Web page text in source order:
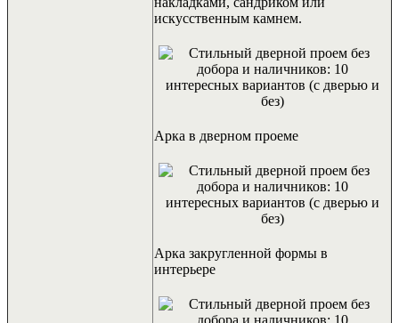
искусственным камнем.
Арка в дверном проеме
Арка закругленной формы в
интерьере